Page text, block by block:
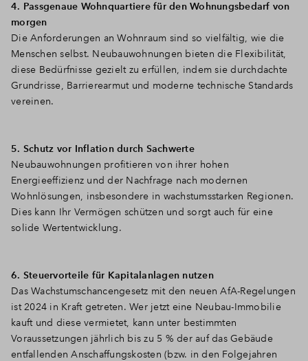
4. Passgenaue Wohnquartiere für den Wohnungsbedarf von
morgen
Die Anforderungen an Wohnraum sind so vielfältig, wie die
Menschen selbst. Neubauwohnungen bieten die Flexibilität,
diese Bedürfnisse gezielt zu erfüllen, indem sie durchdachte
Grundrisse, Barrierearmut und moderne technische Standards
vereinen.
5. Schutz vor Inflation durch Sachwerte
Neubauwohnungen profitieren von ihrer hohen
Energieeffizienz und der Nachfrage nach modernen
Wohnlösungen, insbesondere in wachstumsstarken Regionen.
Dies kann Ihr Vermögen schützen und sorgt auch für eine
solide Wertentwicklung.
6. Steuervorteile für Kapitalanlagen nutzen
Das Wachstumschancengesetz mit den neuen AfA-Regelungen
ist 2024 in Kraft getreten. Wer jetzt eine Neubau-Immobilie
kauft und diese vermietet, kann unter bestimmten
Voraussetzungen jährlich bis zu 5 % der auf das Gebäude
entfallenden Anschaffungskosten (bzw. in den Folgejahren